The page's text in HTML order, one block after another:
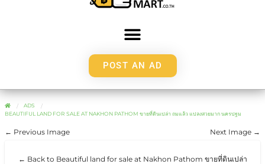
POST AN AD
ADS
BEAUTIFUL LAND FOR SALE AT NAKHON PATHOM ขายที่ดินเปล่า ถมแล้ว แปลงสวยมาก นครปฐม
← Previous Image Next Image →
← Back to Beautiful land for sale at Nakhon Pathom ขายที่ดินเปล่า